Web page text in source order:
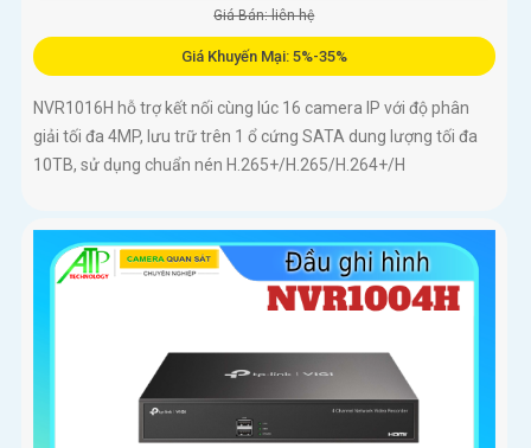
Giá Bán: liên hệ
Giá Khuyến Mại: 5%-35%
NVR1016H hỗ trợ kết nối cùng lúc 16 camera IP với độ phân
giải tối đa 4MP, lưu trữ trên 1 ổ cứng SATA dung lượng tối đa
10TB, sử dụng chuẩn nén H.265+/H.265/H.264+/H